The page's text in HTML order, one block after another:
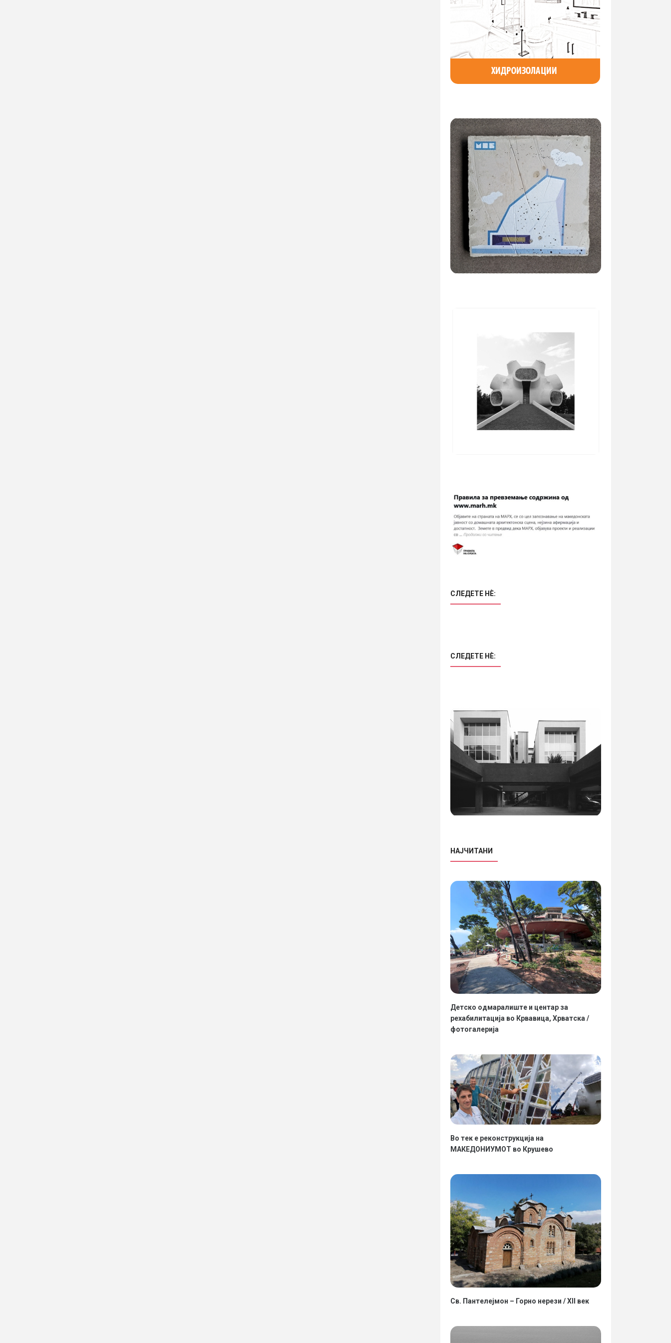
СЛЕДЕТЕ НÈ:
СЛЕДЕТЕ НÈ:
НАЈЧИТАНИ
Детско одмаралиште и центар за
рехабилитација во Крвавица, Хрватска /
фотогалерија
Во тек е реконструкција на
МАКЕДОНИУМОТ во Крушево
Св. Пантелејмон – Горно нерези / XII век